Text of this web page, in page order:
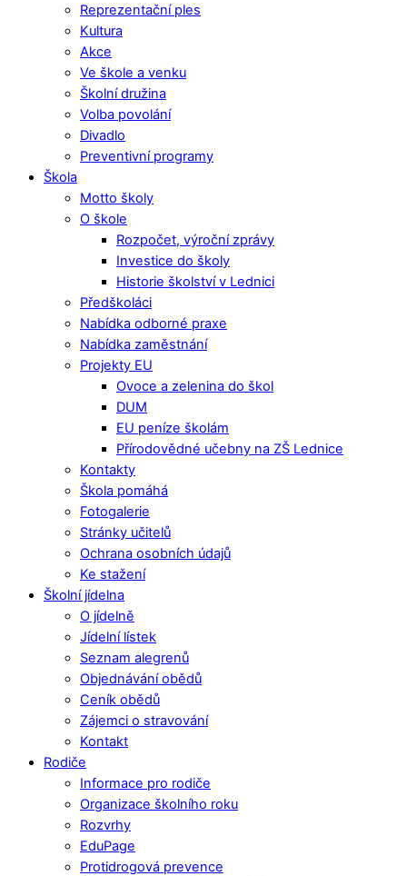
Reprezentační ples
Kultura
Akce
Ve škole a venku
Školní družina
Volba povolání
Divadlo
Preventivní programy
Škola
Motto školy
O škole
Rozpočet, výroční zprávy
Investice do školy
Historie školství v Lednici
Předškoláci
Nabídka odborné praxe
Nabídka zaměstnání
Projekty EU
Ovoce a zelenina do škol
DUM
EU peníze školám
Přírodovědné učebny na ZŠ Lednice
Kontakty
Škola pomáhá
Fotogalerie
Stránky učitelů
Ochrana osobních údajů
Ke stažení
Školní jídelna
O jídelně
Jídelní lístek
Seznam alegrenů
Objednávání obědů
Ceník obědů
Zájemci o stravování
Kontakt
Rodiče
Informace pro rodiče
Organizace školního roku
Rozvrhy
EduPage
Protidrogová prevence